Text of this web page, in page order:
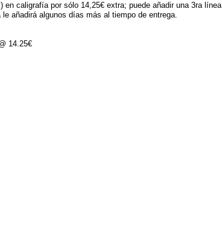
caligrafía por sólo 14,25€ extra; puede añadir una 3ra línea
añadirá algunos días más al tiempo de entrega.
14.25€